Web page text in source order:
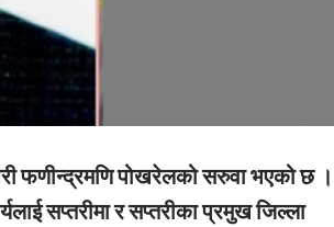
फणीन्द्रमणि पोखरेलको सरुवा भएको छ ।
सप्तरीमा र सप्तरीका प्रमुख जिल्ला